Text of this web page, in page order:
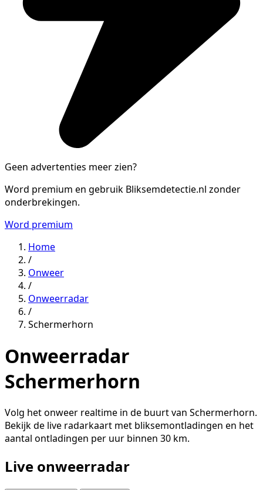
Geen advertenties meer zien?
Word premium en gebruik Bliksemdetectie.nl zonder
onderbrekingen.
Word premium
Home
/
Onweer
/
Onweerradar
/
Schermerhorn
Onweerradar
Schermerhorn
Volg het onweer realtime in de buurt van Schermerhorn.
Bekijk de live radarkaart met bliksemontladingen en het
aantal ontladingen per uur binnen 30 km.
Live onweerradar